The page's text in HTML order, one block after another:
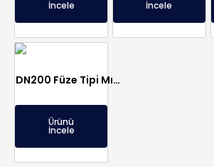
İncele İncele
DN200 Füze Tipi Mıknatıs Seperatör – Paslanmaz, Gıdaya Uygun
Ürünü
İncele